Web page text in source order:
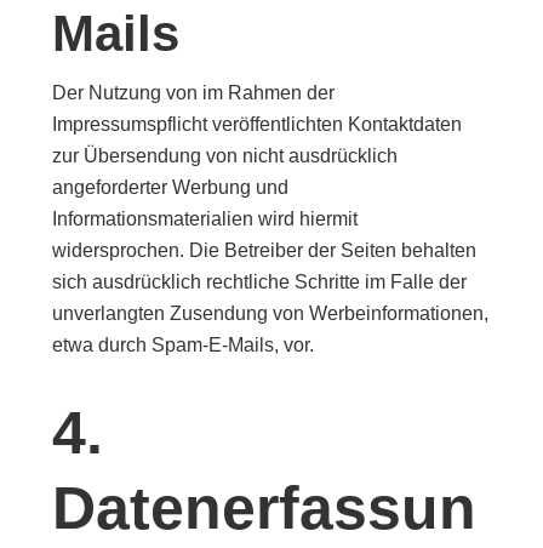
Mails
Der Nutzung von im Rahmen der
Impressumspflicht veröffentlichten Kontaktdaten
zur Übersendung von nicht ausdrücklich
angeforderter Werbung und
Informationsmaterialien wird hiermit
widersprochen. Die Betreiber der Seiten behalten
sich ausdrücklich rechtliche Schritte im Falle der
unverlangten Zusendung von Werbeinformationen,
etwa durch Spam-E-Mails, vor.
4.
Datenerfassun